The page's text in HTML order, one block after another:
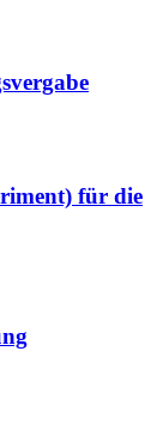
für die